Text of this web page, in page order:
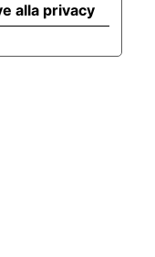
alla privacy